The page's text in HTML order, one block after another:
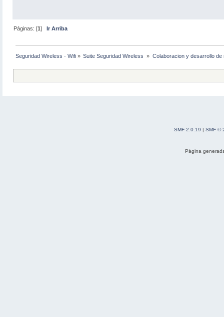
Páginas: [1]Ir Arriba
Seguridad Wireless - Wifi » Suite Seguridad Wireless » Colaboracion y desarrollo de
SMF 2.0.19 | SMF ©
Página